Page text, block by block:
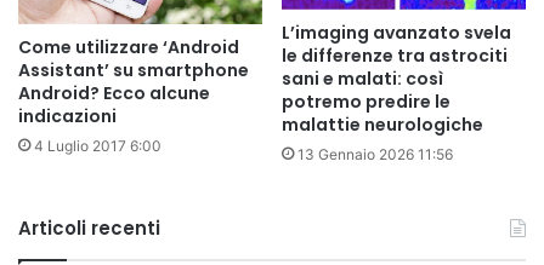
Come utilizzare ‘Android
Assistant’ su smartphone
Android? Ecco alcune
indicazioni
4 Luglio 2017 6:00
L’imaging avanzato svela
le differenze tra astrociti
sani e malati: così
potremo predire le
malattie neurologiche
13 Gennaio 2026 11:56
Articoli recenti